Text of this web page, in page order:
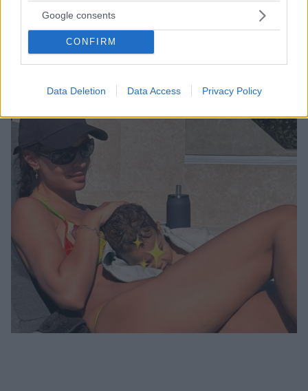
Google consents
CONFIRM
Data Deletion Data Access Privacy Policy